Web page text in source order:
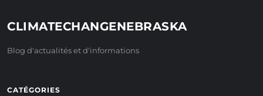
CLIMATECHANGENEBRASKA
Blog d'actualités et d'informations
CATÉGORIES